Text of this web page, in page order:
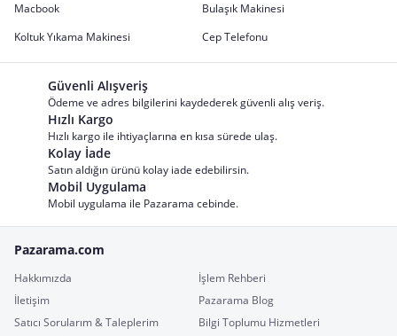
Macbook
Bulaşık Makinesi
Koltuk Yıkama Makinesi
Cep Telefonu
Güvenli Alışveriş
Ödeme ve adres bilgilerini kaydederek güvenli alış veriş.
Hızlı Kargo
Hızlı kargo ile ihtiyaçlarına en kısa sürede ulaş.
Kolay İade
Satın aldığın ürünü kolay iade edebilirsin.
Mobil Uygulama
Mobil uygulama ile Pazarama cebinde.
Pazarama.com
Hakkımızda
İşlem Rehberi
İletişim
Pazarama Blog
Satıcı Sorularım & Taleplerim
Bilgi Toplumu Hizmetleri